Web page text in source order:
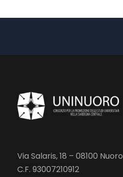
Via Salaris, 18 – 08100 Nuoro
C.F. 93007210912